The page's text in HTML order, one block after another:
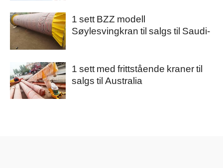
1 sett BZZ modell
Søylesvingkran til salgs til Saudi-
1 sett med frittstående kraner til
salgs til Australia